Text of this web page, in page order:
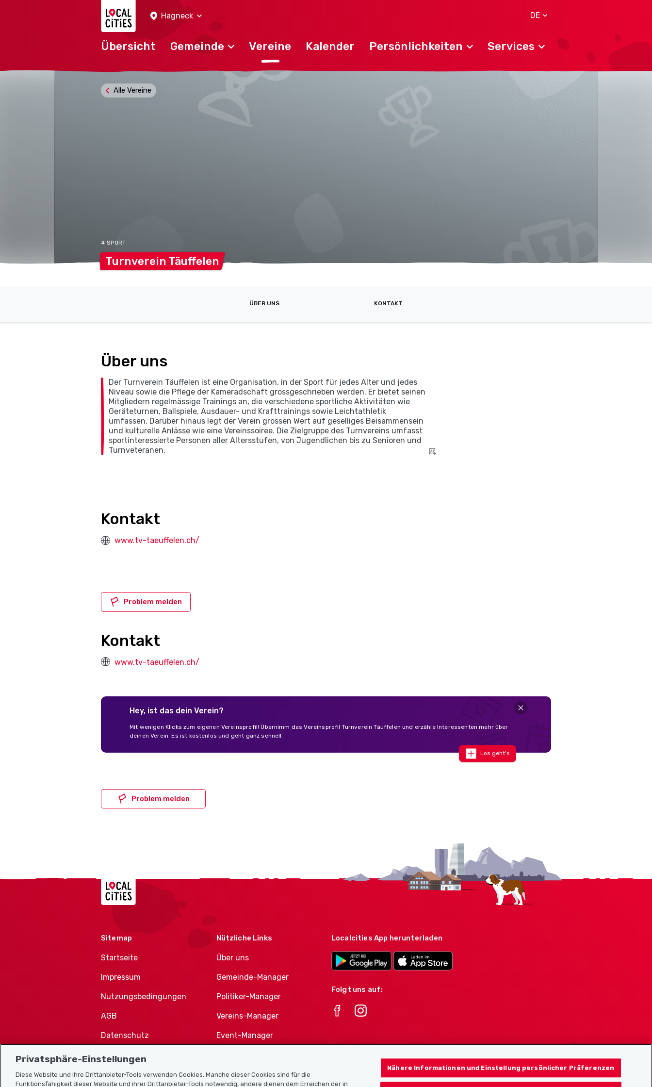
Hagneck
DE
Übersicht Gemeinde Vereine Kalender Persönlichkeiten Services
# SPORT
Turnverein Täuffelen
Alle Vereine
ÜBER UNS KONTAKT
Über uns
Der Turnverein Täuffelen ist eine Organisation, in der Sport für jedes Alter und jedes
Niveau sowie die Pflege der Kameradschaft grossgeschrieben werden. Er bietet seinen
Mitgliedern regelmässige Trainings an, die verschiedene sportliche Aktivitäten wie
Geräteturnen, Ballspiele, Ausdauer- und Krafttrainings sowie Leichtathletik
umfassen. Darüber hinaus legt der Verein grossen Wert auf geselliges Beisammensein
und kulturelle Anlässe wie eine Vereinssoiree. Die Zielgruppe des Turnvereins umfasst
sportinteressierte Personen aller Altersstufen, von Jugendlichen bis zu Senioren und
Turnveteranen.
Kontakt
www.tv-taeuffelen.ch/
Problem melden
Kontakt
www.tv-taeuffelen.ch/
Hey, ist das dein Verein?
Mit wenigen Klicks zum eigenen Vereinsprofil! Übernimm das Vereinsprofil Turnverein Täuffelen und erzähle Interessenten mehr über
deinen Verein. Es ist kostenlos und geht ganz schnell.
Los geht's
Problem melden
Localcities
Sitemap
Startseite
Impressum
Nutzungsbedingungen
AGB
Datenschutz
Cookie-Richtlinie
Nützliche Links
Über uns
Gemeinde-Manager
Politiker-Manager
Vereins-Manager
Event-Manager
Vereine-Produktportfolio
Localcities App herunterladen
Folgt uns auf:
Privatsphäre-Einstellungen
Diese Website und ihre Drittanbieter-Tools verwenden Cookies. Manche dieser Cookies sind für die
Funktionsfähigkeit dieser Website und ihrer Drittanbieter-Tools notwendig, andere dienen dem Erreichen der in
Nähere Informationen und Einstellung persönlicher Präferenzen